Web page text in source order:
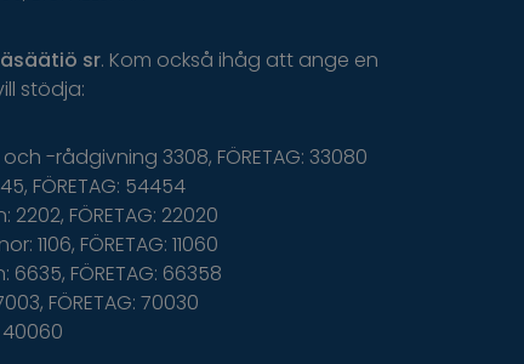
sr. Kom också ihåg att ange en
ill stödja:
-rådgivning 3308, FÖRETAG: 33080
FÖRETAG: 54454
FÖRETAG: 22020
1106, FÖRETAG: 11060
FÖRETAG: 66358
FÖRETAG: 70030
40060